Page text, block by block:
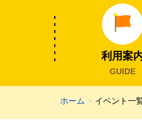
利用案
GUIDE
ホーム イベント一